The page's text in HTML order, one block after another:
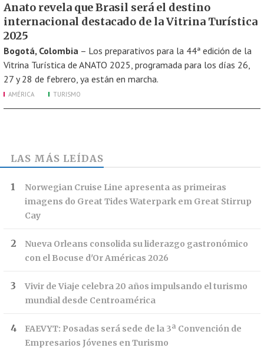
Anato revela que Brasil será el destino
internacional destacado de la Vitrina Turística
2025
Bogotá, Colombia – Los preparativos para la 44ª edición de la
Vitrina Turística de ANATO 2025, programada para los días 26,
27 y 28 de febrero, ya están en marcha.
AMÉRICA TURISMO
LAS MÁS LEÍDAS
Norwegian Cruise Line apresenta as primeiras
imagens do Great Tides Waterpark em Great Stirrup
Cay
Nueva Orleans consolida su liderazgo gastronómico
con el Bocuse d'Or Américas 2026
Vivir de Viaje celebra 20 años impulsando el turismo
mundial desde Centroamérica
FAEVYT: Posadas será sede de la 3ª Convención de
Empresarios Jóvenes en Turismo